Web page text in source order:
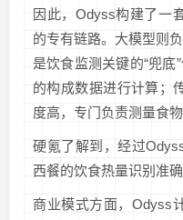
因此，Odyss构建了一
的专有链路。大模型则
是饮食监测关键的“兜底
的构成数据进行计算；
度高，专门负责测量食物
硬氪了解到，经过
西餐的饮食热量识别准
商业模式方面，Odyss